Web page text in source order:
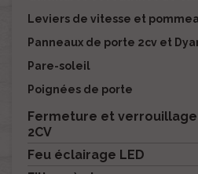
Leviers de vitesse et
Panneaux de porte 2cv et
Pare-soleil
Poignées de porte
Fermeture et verrouillage
2CV
Feu éclairage LED